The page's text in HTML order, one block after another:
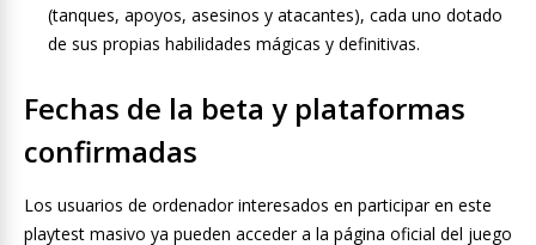
(tanques, apoyos, asesinos y atacantes), cada uno dotado
de sus propias habilidades mágicas y definitivas.
Fechas de la beta y plataformas
confirmadas
Los usuarios de ordenador interesados en participar en este
playtest masivo ya pueden acceder a la página oficial del juego